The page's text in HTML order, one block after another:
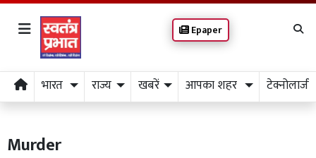
Epaper
भारत राज्य खबरें आपका शहर टेक्नोलाजी
Murder